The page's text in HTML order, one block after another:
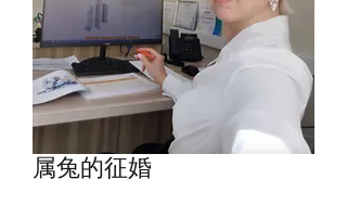
属兔的征婚